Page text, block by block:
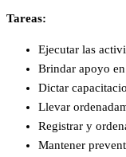
Tareas:
Ejecutar las
Brindar apoyo
Dictar
Llevar
Registrar y
Mantener